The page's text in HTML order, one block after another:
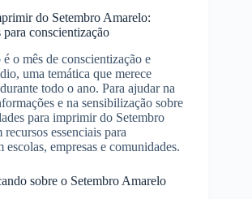
do Setembro Amarelo:
para conscientização
o mês de conscientização e
uma temática que merece
todo o ano. Para ajudar na
e na sensibilização sobre
para imprimir do Setembro
essenciais para
escolas, empresas e comunidades.
sobre o Setembro Amarelo